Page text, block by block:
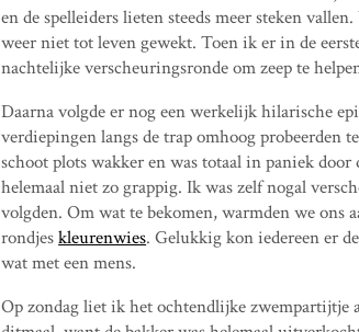
en de spelleiders lieten steeds meer steken
weer niet tot leven gewekt. Toen ik er in de
nachtelijke verscheuringsronde om zeep te
Daarna volgde er nog een werkelijk hilarische
verdiepingen langs de trap omhoog probeerden
schoot plots wakker en was totaal in paniek
helemaal niet zo grappig. Ik was zelf nogal
volgden. Om wat te bekomen, warmden we ons
rondjeskleurenwies. Gelukkig kon iedereen er
wat met een mens.
Op zondag liet ik het ochtendlijke zwempartijtje